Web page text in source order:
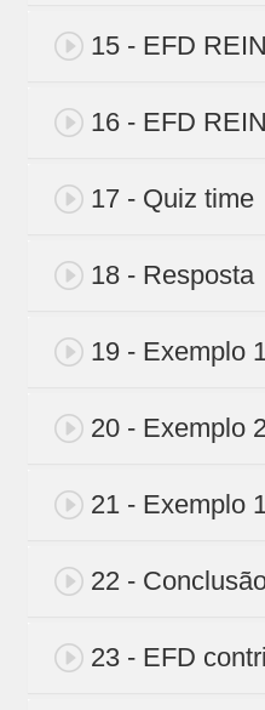
15 - EFD
16 - EFD
17 - Quiz time
18 - Resposta
19 - Exemplo
20 - Exemplo
21 - Exemplo
22 -
23 - EFD